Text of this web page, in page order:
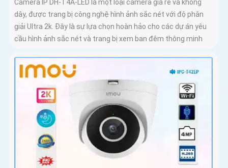
Camera IP DH-T4A-LED là một loại camera giá rẻ và không
dây, được trang bị công nghệ hình ảnh sắc nét với độ phân
giải Ultra 2k. Đây là sự lựa chọn hoàn hảo cho các dự án yêu
cầu hình ảnh sắc nét và trang bị xem ban đêm thông minh